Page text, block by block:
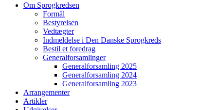
Om Sprogkredsen
Formål
Bestyrelsen
Vedtægter
Indmeldelse i Den Danske Sprogkreds
Bestil et foredrag
Generalforsamlinger
Generalforsamling 2025
Generalforsamling 2024
Generalforsamling 2023
Arrangementer
Artikler